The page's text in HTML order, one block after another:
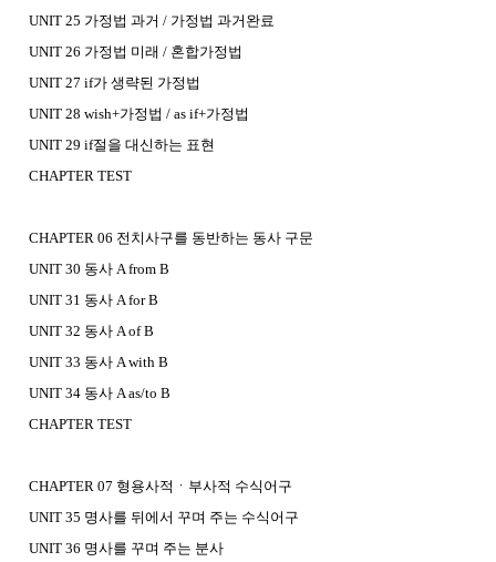
UNIT 25 가정법 과거 / 가정법 과거완료
UNIT 26 가정법 미래 / 혼합가정법
UNIT 27 if가 생략된 가정법
UNIT 28 wish+가정법 / as if+가정법
UNIT 29 if절을 대신하는 표현
CHAPTER TEST
CHAPTER 06 전치사구를 동반하는 동사 구문
UNIT 30 동사 A from B
UNIT 31 동사 A for B
UNIT 32 동사 A of B
UNIT 33 동사 A with B
UNIT 34 동사 A as/to B
CHAPTER TEST
CHAPTER 07 형용사적ㆍ부사적 수식어구
UNIT 35 명사를 뒤에서 꾸며 주는 수식어구
UNIT 36 명사를 꾸며 주는 분사